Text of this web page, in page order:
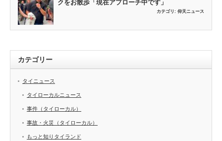
クをお散歩「現在アプローチ中です」
カテゴリ: 仰天ニュース
カテゴリー
タイニュース
タイローカルニュース
事件（タイローカル）
事故・火災（タイローカル）
もっと知りタイランド